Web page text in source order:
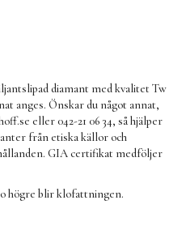
diamant med kvalitet Tw
anges. Önskar du något annat,
eller 042-21 06 34, så hjälper
från etiska källor och
GIA certifikat medföljer
högre blir klofattningen.